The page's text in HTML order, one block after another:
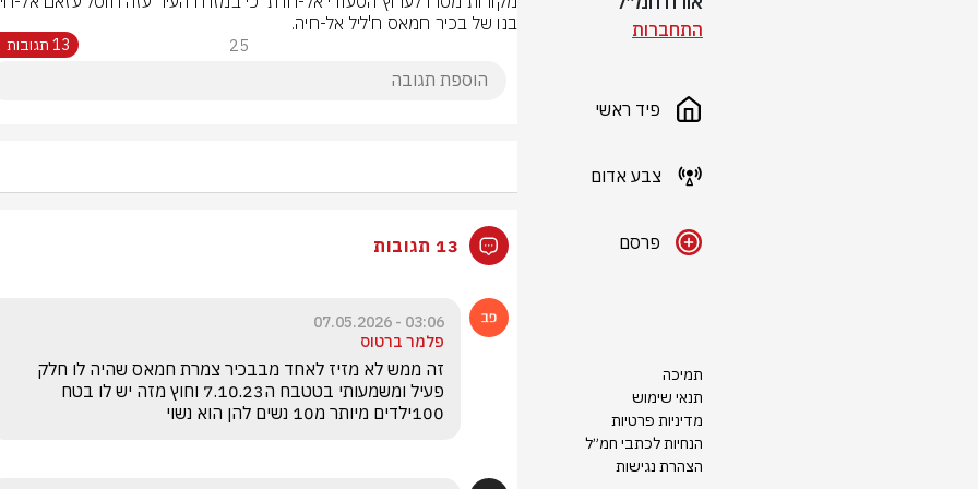
התחברות
פיד ראשי
צבע אדום
פרסם
תמיכה
תנאי שימוש
מדיניות פרטיות
הנחיות לכתבי חמ״ל
הצהרת נגישות
בנו של בכיר חמאס ח'ליל אל-חיה.
25 13 תגובות
13 תגובות
03:06 - 07.05.2026
פלמר ברטוס
100ילדים מיותר מ10 נשים להן הוא נשוי